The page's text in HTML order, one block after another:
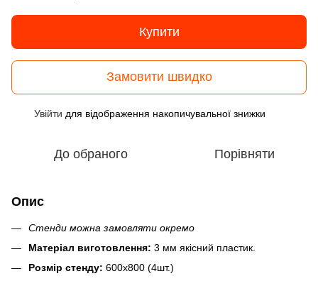
Купити
Замовити швидко
Увійти для відображення накопичувальної знижки
До обраного Порівняти
Опис
Стенди можна замовляти окремо
Матеріал виготовлення: 3 мм якісний пластик.
Розмір стенду: 600х800 (4шт.)